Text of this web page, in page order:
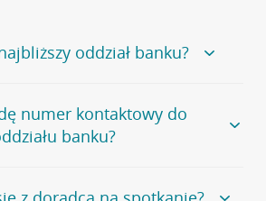
oddział banku?
naszego banku, zapraszamy na
, na której znajduje się
numer kontaktowy do
banku?
nie udostępnia ogólnego numeru